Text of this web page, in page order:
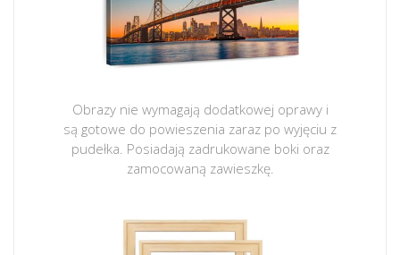
Obrazy nie wymagają dodatkowej oprawy i
są gotowe do powieszenia zaraz po wyjęciu z
pudełka. Posiadają zadrukowane boki oraz
zamocowaną zawieszkę.